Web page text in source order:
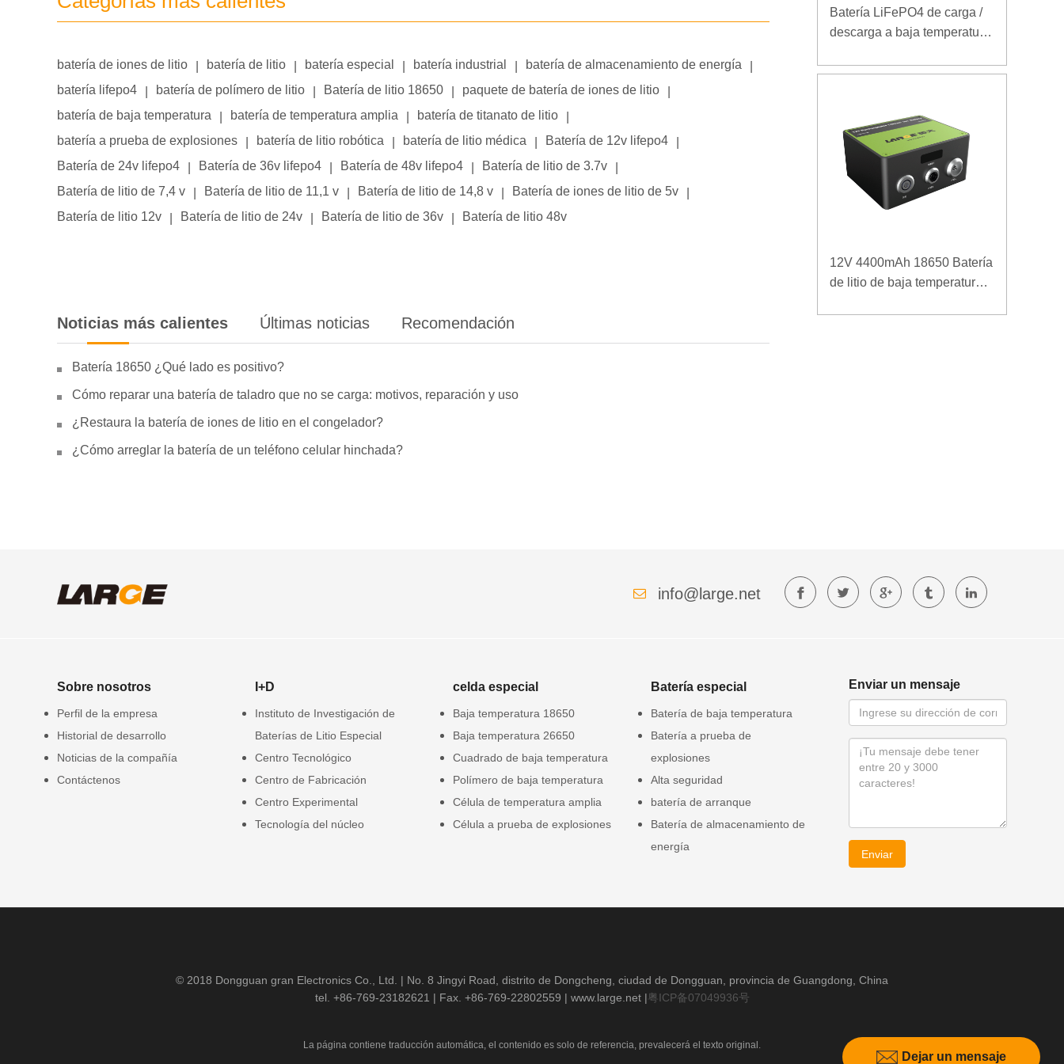
batería de iones de litio batería de litio batería especial batería industrial batería de almacenamiento de energía
batería lifepo4
batería de polímero de litio Batería de litio 18650 paquete de batería de iones de litio
batería de baja temperatura
batería de temperatura amplia batería de titanato de litio
batería a prueba de explosiones
batería de litio robótica batería de litio médica Batería de 12v lifepo4
Batería de 24v lifepo4
Batería de 36v lifepo4 Batería de 48v lifepo4 Batería de litio de 3.7v
Batería de litio de 7,4 v
Batería de litio de 11,1 v Batería de litio de 14,8 v Batería de iones de litio de 5v
Batería de litio 12v
Batería de litio de 24v Batería de litio de 36v Batería de litio 48v
Noticias más calientes Últimas noticias Recomendación
Batería 18650 ¿Qué lado es positivo?
Cómo reparar una batería de taladro que no se carga: motivos, reparación y uso
¿Restaura la batería de iones de litio en el congelador?
¿Cómo arreglar la batería de un teléfono celular hinchada?
Batería LiFePO4 de carga /
descarga a baja temperatura
base de telecomunicaciones
12V 4400mAh 18650 Batería
de litio de baja temperatura
Dejar un mensaje
info@large.net
Sobre nosotros
Perfil de la empresa
Historial de desarrollo
Noticias de la compañía
Contáctenos
I+D
Instituto de Investigación de
Baterías de Litio Especial
Centro Tecnológico
Centro de Fabricación
Centro Experimental
Tecnología del núcleo
celda especial
Baja temperatura 18650
Baja temperatura 26650
Cuadrado de baja temperatura
Polímero de baja temperatura
Célula de temperatura amplia
Célula a prueba de explosiones
Batería especial
Batería de baja temperatura
Batería a prueba de
explosiones
Alta seguridad
batería de arranque
Batería de almacenamiento de
energía
Enviar un mensaje
Enviar
© 2018 Dongguan gran Electronics Co., Ltd. | No. 8 Jingyi Road, distrito de Dongcheng, ciudad de Dongguan, provincia de Guangdong, China
tel. +86-769-23182621 | Fax. +86-769-22802559 | www.large.net|粤ICP备07049936号
La página contiene traducción automática, el contenido es solo de referencia, prevalecerá el texto original.